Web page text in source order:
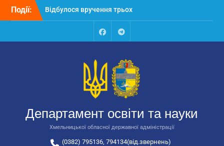
Перейти
Події:
Відбулося вручення трьох
автобусів для потреб
Відбулося засідання
освіти та науки обласної
державної адміністрації
Відбулась обласна
національно-патріотичне
виховання
FacebookTalegram
Департамент освіти та науки
Хмельницької обласної державної адміністрації
(0382) 795136, 794134(від.звернень)